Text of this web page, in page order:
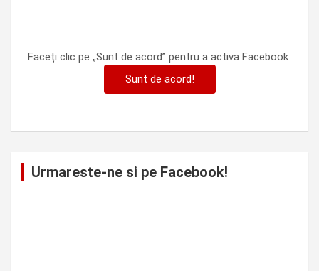
Faceți clic pe „Sunt de acord” pentru a activa Facebook
Sunt de acord!
Urmareste-ne si pe Facebook!